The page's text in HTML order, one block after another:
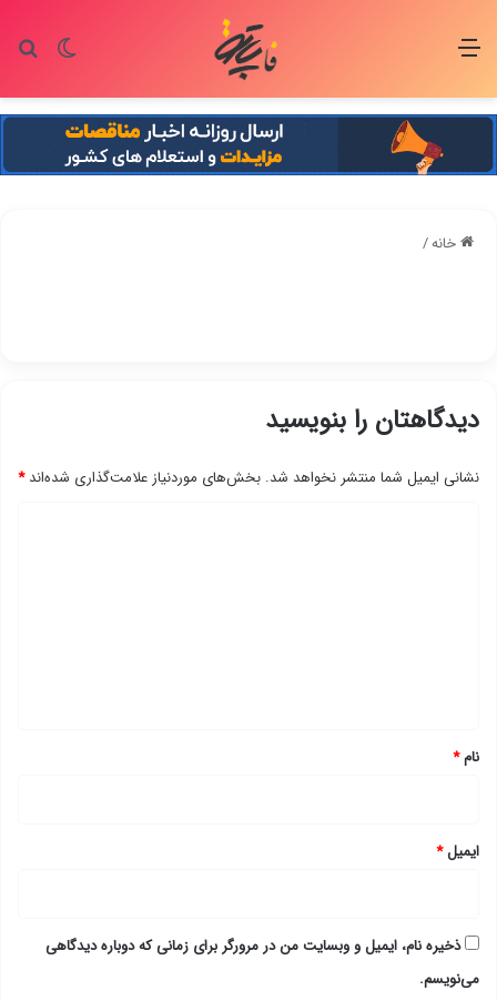
تغییر منو
خانه/
دیدگاهتان را بنویسید
نشانی ایمیل شما منتشر نخواهد شد. بخش‌های موردنیاز علامت‌گذاری شده‌اند*
نام*
ایمیل*
ذخیره نام، ایمیل و وبسایت من در مرورگر برای زمانی که دوباره دیدگاهی
می‌نویسم.